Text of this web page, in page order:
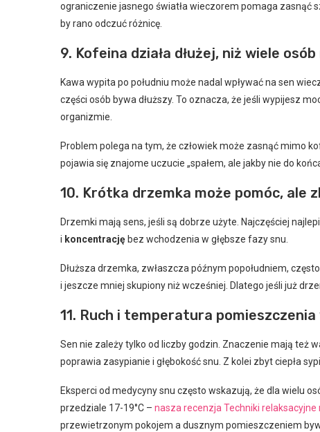
ograniczenie jasnego światła wieczorem pomaga zasnąć
by rano odczuć różnicę.
9. Kofeina działa dłużej, niż wiele
Kawa wypita po południu może nadal wpływać na sen
części osób bywa dłuższy. To oznacza, że jeśli wypijesz
organizmie.
Problem polega na tym, że człowiek może zasnąć mimo
pojawia się znajome uczucie „spałem, ale jakby nie do
10. Krótka drzemka może pomóc, ale
Drzemki mają sens, jeśli są dobrze użyte. Najczęściej
i koncentrację bez wchodzenia w głębsze fazy snu.
Dłuższa drzemka, zwłaszcza późnym popołudniem,
i jeszcze mniej skupiony niż wcześniej. Dlatego jeśli już
11. Ruch i temperatura
Sen nie zależy tylko od liczby godzin. Znaczenie mają też
poprawia zasypianie i głębokość snu. Z kolei zbyt ciepła
Eksperci od medycyny snu często wskazują, że dla wielu
przedziale 17-19°C – nasza recenzja Techniki relaksacyjne
przewietrzonym pokojem a dusznym pomieszczeniem